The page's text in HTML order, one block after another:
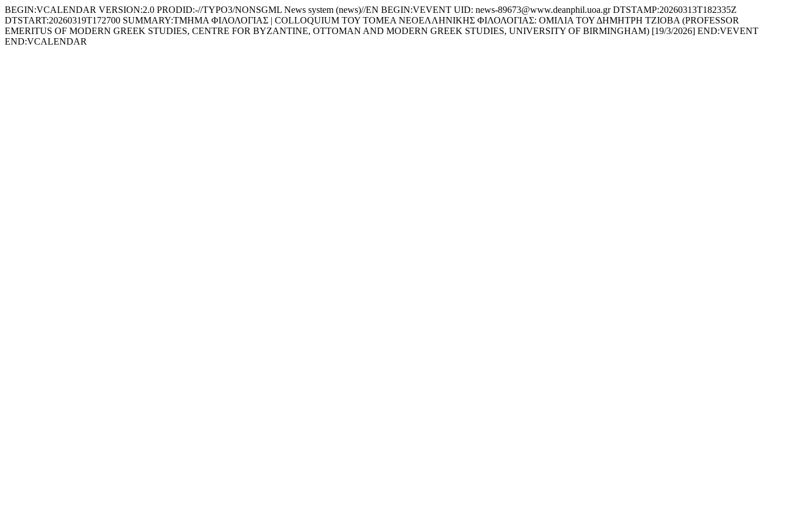
BEGIN:VCALENDAR VERSION:2.0 PRODID:-//TYPO3/NONSGML News system (news)//EN BEGIN:VEVENT UID: news-89673@www.deanphil.uoa.gr DTSTAMP:20260313T182335Z
DTSTART:20260319T172700 SUMMARY:ΤΜΗΜΑ ΦΙΛΟΛΟΓΙΑΣ | COLLOQUIUM ΤΟΥ ΤΟΜΕΑ ΝΕΟΕΛΛΗΝΙΚΗΣ ΦΙΛΟΛΟΓΙΑΣ: ΟΜΙΛΙΑ ΤΟΥ ΔΗΜΗΤΡΗ ΤΖΙΟΒΑ (PROFESSOR
EMERITUS OF MODERN GREEK STUDIES, CENTRE FOR BYZANTINE, OTTOMAN AND MODERN GREEK STUDIES, UNIVERSITY OF BIRMINGHAM) [19/3/2026] END:VEVENT
END:VCALENDAR